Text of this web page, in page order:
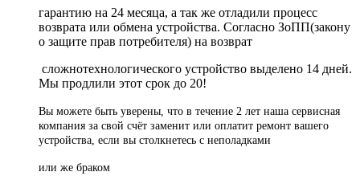
гарантию на 24 месяца, а так же отладили процесс
возврата или обмена устройства. Согласно ЗоПП(закону
о защите прав потребителя) на возврат
сложнотехнологического устройство выделено 14 дней.
Мы продлили этот срок до 20!
Вы можете быть уверены, что в течение 2 лет наша сервисная
компания за свой счёт заменит или оплатит ремонт вашего
устройства, если вы столкнетесь с неполадками
или же браком